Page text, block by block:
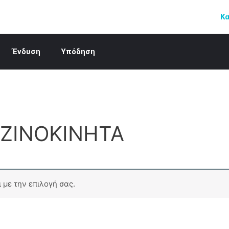
Ένδυση Υπόδηση
την επιλογή σας.